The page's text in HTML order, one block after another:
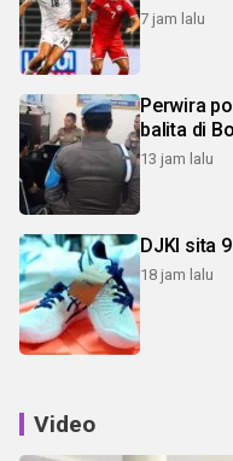
7 jam lalu
Perwira
balita di
13 jam lalu
DJKI sita
18 jam lalu
Video